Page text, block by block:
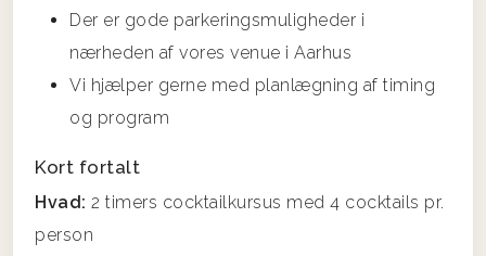
Der er gode parkeringsmuligheder i
nærheden af vores venue i Aarhus
Vi hjælper gerne med planlægning af timing
og program
Kort fortalt
Hvad: 2 timers cocktailkursus med 4 cocktails pr.
person